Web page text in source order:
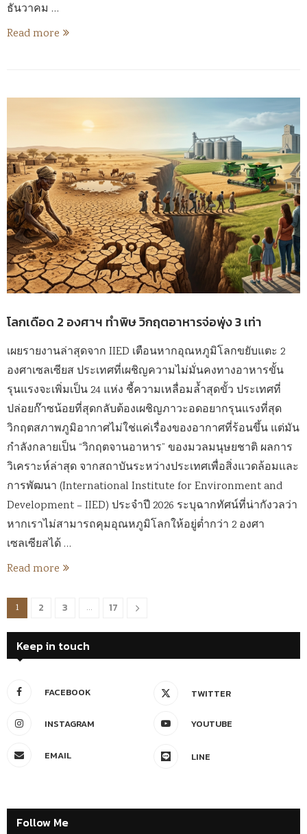
ธันวาคม …
Read more
โลกเดือด 2 องศาฯ ทำพิษ วิกฤตอาหารจ่อพุ่ง 3 เท่า
เผยรายงานล่าสุดจาก IIED เตือนหากอุณหภูมิโลกขยับแตะ 2
องศาเซลเซียส ประเทศที่เผชิญความไม่มั่นคงทางอาหารขั้น
รุนแรงจะเพิ่มเป็น 24 แห่ง ชี้ความเหลื่อมล้ำสุดขั้ว ประเทศที่
ปล่อยก๊าซน้อยที่สุดกลับต้องเผชิญภาวะอดอยากรุนแรงที่สุด
วิกฤตสภาพภูมิอากาศไม่ใช่แค่เรื่องของอากาศที่ร้อนขึ้น แต่มัน
กำลังกลายเป็น “วิกฤตจานอาหาร” ของมวลมนุษยชาติ ผลการ
วิเคราะห์ล่าสุด จากสถาบันระหว่างประเทศเพื่อสิ่งแวดล้อมและ
การพัฒนา (International Institute for Environment and
Development – IIED) ประจำปี 2026 ระบุฉากทัศน์ที่น่ากังวลว่า
หากเราไม่สามารถคุมอุณหภูมิโลกให้อยู่ต่ำกว่า 2 องศา
เซลเซียสได้ …
Read more
1 2 3 … 17
Keep in touch
FACEBOOK TWITTER
INSTAGRAM YOUTUBE
EMAIL LINE
Follow Me